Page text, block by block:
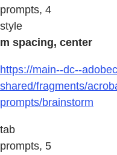
prompts, 4
style
m spacing, center
https://main--dc--
shared/fragments/
prompts/brainstorm
tab
prompts, 5